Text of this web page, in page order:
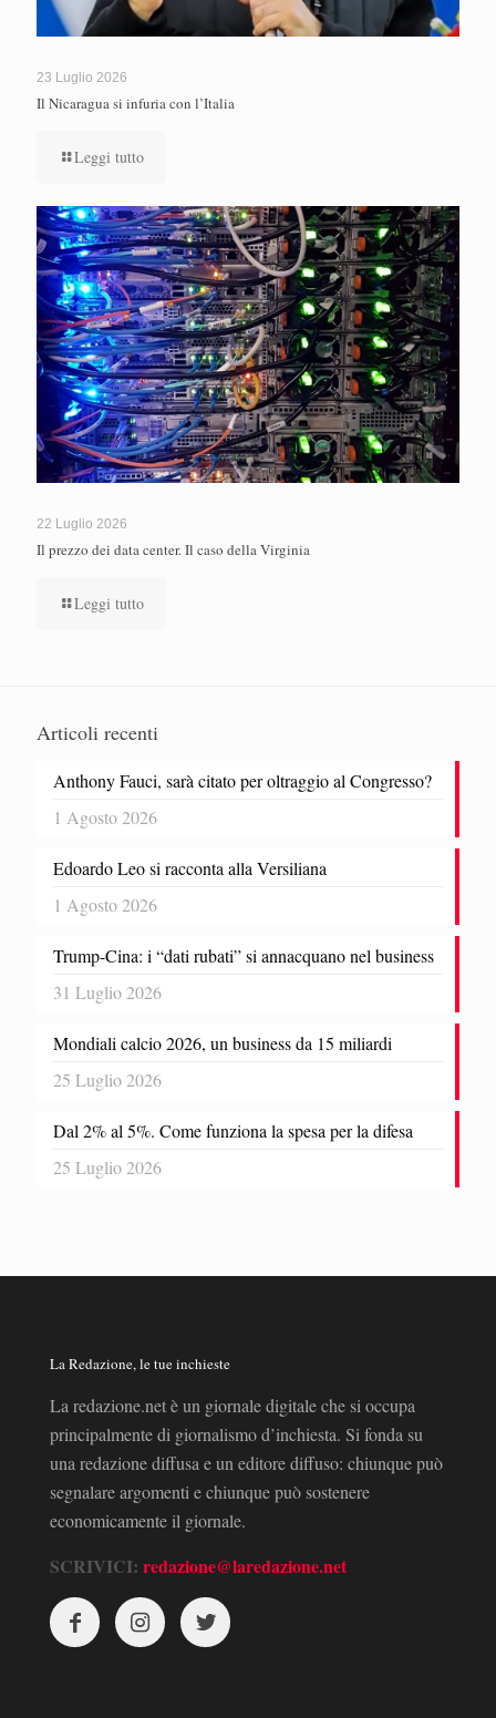
23 Luglio 2026
Il Nicaragua si infuria con l’Italia
Leggi tutto
22 Luglio 2026
Il prezzo dei data center. Il caso della Virginia
Leggi tutto
Articoli recenti
Anthony Fauci, sarà citato per oltraggio al Congresso?
1 Agosto 2026
Edoardo Leo si racconta alla Versiliana
1 Agosto 2026
Trump-Cina: i “dati rubati” si annacquano nel business
31 Luglio 2026
Mondiali calcio 2026, un business da 15 miliardi
25 Luglio 2026
Dal 2% al 5%. Come funziona la spesa per la difesa
25 Luglio 2026
La Redazione, le tue inchieste
La redazione.net è un giornale digitale che si occupa
principalmente di giornalismo d’inchiesta. Si fonda su
una redazione diffusa e un editore diffuso: chiunque può
segnalare argomenti e chiunque può sostenere
economicamente il giornale.
SCRIVICI: redazione@laredazione.net